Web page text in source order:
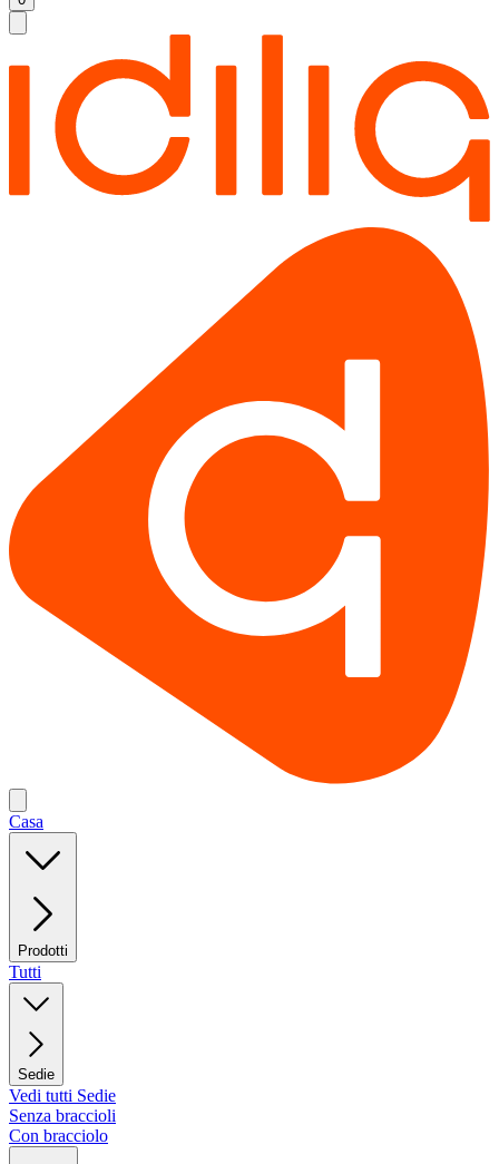
Casa
Prodotti
Tutti
Sedie
Vedi tutti Sedie
Senza braccioli
Con bracciolo